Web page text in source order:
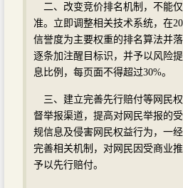
二、改变竞价排名机制，不能
准。立即调整相关技术系统，在
信誉度为主要权重的排名算法并
逐条加注醒目标识，并予以风险
息比例，每页面不得超过30%。
三、建立完善先行赔付等网民
督举报渠道，提高对网民举报的
规信息及侵害网民权益行为，一
完善相关机制，对网民因受商业
予以先行赔付。